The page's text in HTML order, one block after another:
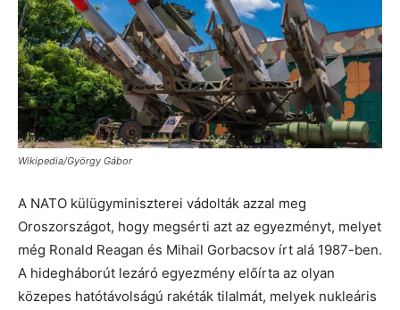
Wikipedia/György Gábor
A NATO külügyminiszterei vádolták azzal meg
Oroszországot, hogy megsérti azt az egyezményt, melyet
még Ronald Reagan és Mihail Gorbacsov írt alá 1987-ben.
A hidegháborút lezáró egyezmény előírta az olyan
közepes hatótávolságú rakéták tilalmát, melyek nukleáris